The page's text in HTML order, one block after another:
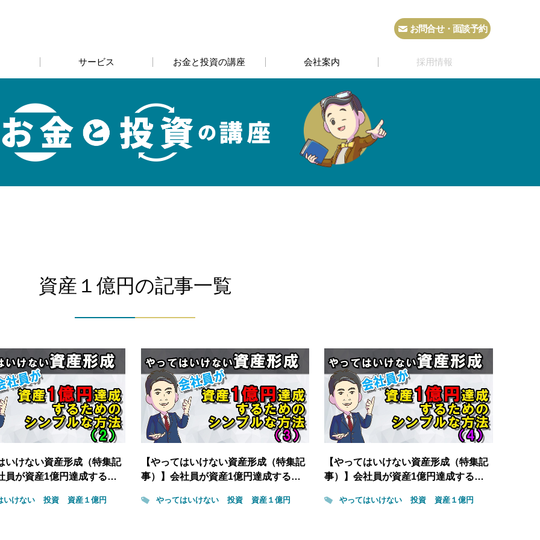
お問合せ・面談予約
サービス お金と投資の講座 会社案内 採用情報
資産１億円の記事一覧
いけない資産形成（特集記
員が資産1億円達成する…
いけない 投資 資産１億円
【やってはいけない資産形成（特集記
事）】会社員が資産1億円達成する…
やってはいけない 投資 資産１億円
【やってはいけない資産形成（特集記
事）】会社員が資産1億円達成する…
やってはいけない 投資 資産１億円